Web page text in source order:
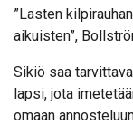
”Lasten
aikuisten”,
Sikiö saa
lapsi, jota
omaan